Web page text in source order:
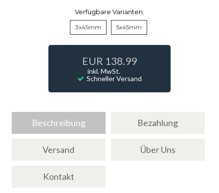
Verfügbare Varianten:
3x45mm 5x45mm
EUR 138.99
inkl. MwSt.
Schneller Versand
Beschreibung Bezahlung
Versand Über Uns
Kontakt